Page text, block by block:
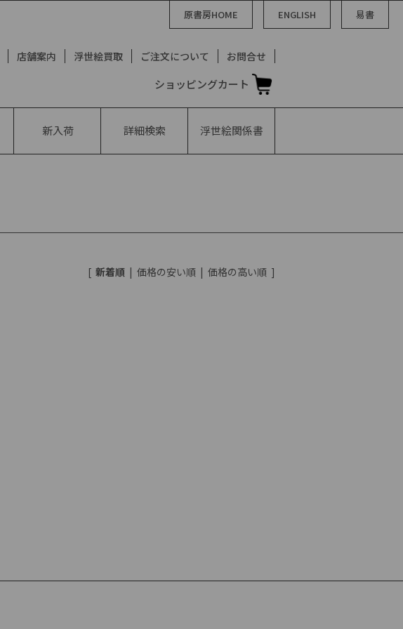
原書房HOME ENGLISH 易書
店舗案内 浮世絵買取 ご注文について お問合せ
ショッピングカート
新入荷 詳細検索 浮世絵関係書
[ 新着順 | 価格の安い順 | 価格の高い順 ]